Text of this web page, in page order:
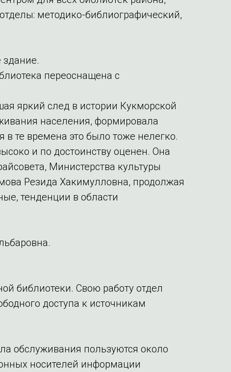
методико-библиографический,
здание.
переоснащена с
яркий след в истории Кукморской
населения, формировала
те времена это было тоже нелегко.
и по достоинству оценен. Она
Министерства культуры
Резида Хакимулловна, продолжая
тенденции в области
библиотеки. Свою работу отдел
доступа к источникам
обслуживания пользуются около
носителей информации